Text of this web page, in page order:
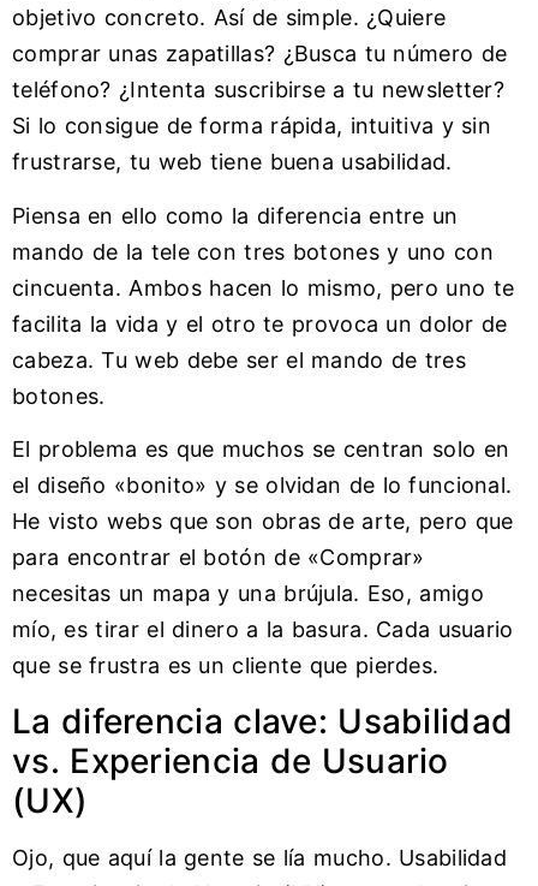
objetivo concreto. Así de simple. ¿Quiere
comprar unas zapatillas? ¿Busca tu número de
teléfono? ¿Intenta suscribirse a tu newsletter?
Si lo consigue de forma rápida, intuitiva y sin
frustrarse, tu web tiene buena usabilidad.
Piensa en ello como la diferencia entre un
mando de la tele con tres botones y uno con
cincuenta. Ambos hacen lo mismo, pero uno te
facilita la vida y el otro te provoca un dolor de
cabeza. Tu web debe ser el mando de tres
botones.
El problema es que muchos se centran solo en
el diseño «bonito» y se olvidan de lo funcional.
He visto webs que son obras de arte, pero que
para encontrar el botón de «Comprar»
necesitas un mapa y una brújula. Eso, amigo
mío, es tirar el dinero a la basura. Cada usuario
que se frustra es un cliente que pierdes.
La diferencia clave: Usabilidad
vs. Experiencia de Usuario
(UX)
Ojo, que aquí la gente se lía mucho. Usabilidad